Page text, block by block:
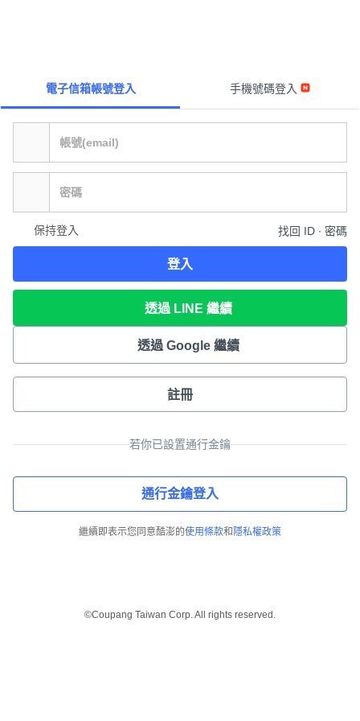
電子信箱帳號登入 手機號碼登入
保持登入 找回 ID ∙ 密碼
登入
透過 LINE 繼續
透過 Google 繼續
註冊
若你已設置通行金鑰
通行金鑰登入
繼續即表示您同意酷澎的使用條款和 隱私權政策
©Coupang Taiwan Corp. All rights reserved.